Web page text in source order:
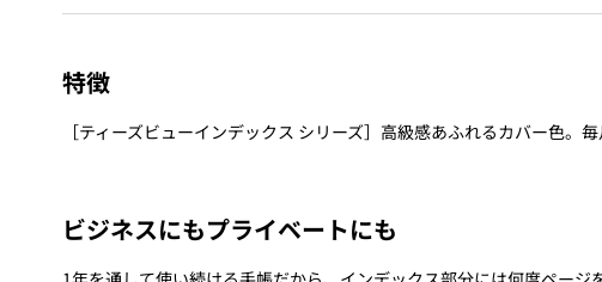
る へ
特徴
［ティーズビューインデックス シリーズ］高級感あふれるカバー色。
ビジネスにもプライベートにも